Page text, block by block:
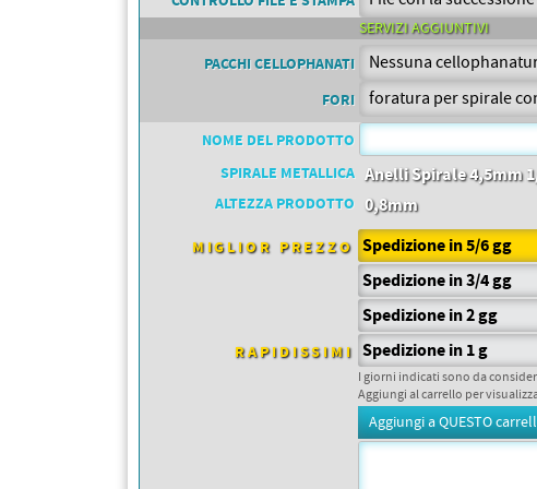
DORSALI TARGHE
PETTORALI NUMERI DA
PETTORALI CON NOME ATLETA
SERVIZI AGGIUNTIVI
PACCHI CELLOPHANATI
FORI
NOME DEL PRODOTTO
SPIRALE METALLICA Anelli Spirale 4,5mm
ALTEZZA PRODOTTO 0,8mm
MIGLIOR PREZZO Spedizione in 5/6 gg
Spedizione in 3/4 gg
Spedizione in 2 gg
RAPIDISSIMI Spedizione in 1 g
I giorni indicati sono da
Aggiungi al carrello per